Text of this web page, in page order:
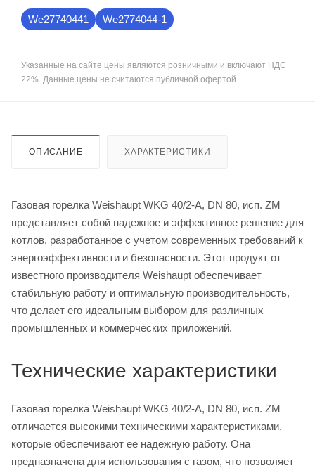
We27740441 We2774044-1
Указанные на сайте цены являются розничными и включают НДС
22%. Данные цены не считаются публичной офертой
ОПИСАНИЕ ХАРАКТЕРИСТИКИ
Газовая горелка Weishaupt WKG 40/2-A, DN 80, исп. ZM
представляет собой надежное и эффективное решение для
котлов, разработанное с учетом современных требований к
энергоэффективности и безопасности. Этот продукт от
известного производителя Weishaupt обеспечивает
стабильную работу и оптимальную производительность,
что делает его идеальным выбором для различных
промышленных и коммерческих приложений.
Технические характеристики
Газовая горелка Weishaupt WKG 40/2-A, DN 80, исп. ZM
отличается высокими техническими характеристиками,
которые обеспечивают ее надежную работу. Она
предназначена для использования с газом, что позволяет